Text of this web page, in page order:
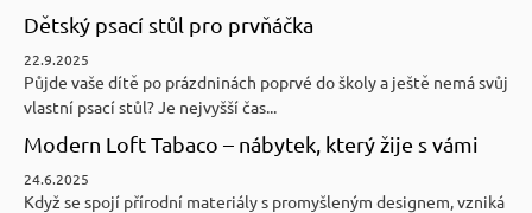
Dětský psací stůl pro prvňáčka
22.9.2025
Půjde vaše dítě po prázdninách poprvé do školy a ještě nemá svůj
vlastní psací stůl? Je nejvyšší čas...
Modern Loft Tabaco – nábytek, který žije s vámi
24.6.2025
Když se spojí přírodní materiály s promyšleným designem, vzniká